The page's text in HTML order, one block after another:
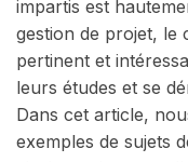
impartis est
gestion de projet, le
pertinent et
leurs études et se
Dans cet article,
exemples de sujets